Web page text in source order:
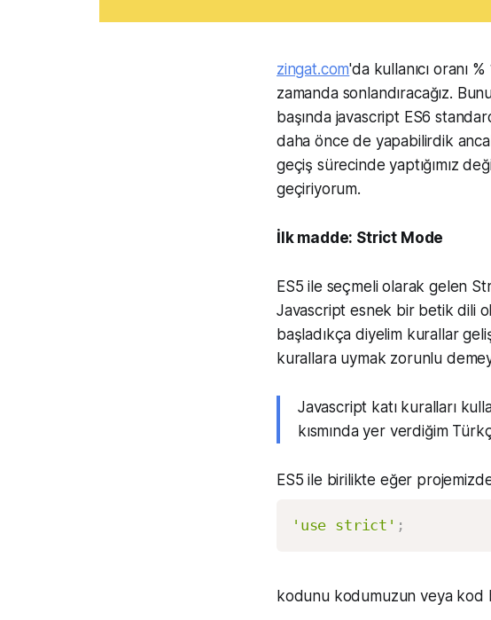
zingat.com'da kullanıcı oranı
zamanda sonlandıracağız.
başında javascript ES6
daha önce de yapabilirdik
geçiş sürecinde yaptığımız
geçiriyorum.
İlk madde: Strict Mode
ES5 ile seçmeli olarak gelen
Javascript esnek bir betik dili
başladıkça diyelim kurallar
kurallara uymak zorunlu
Javascript katı kuralları
kısmında yer verdiğim
ES5 ile birilikte eğer
'use strict' ;
kodunu kodumuzun veya kod